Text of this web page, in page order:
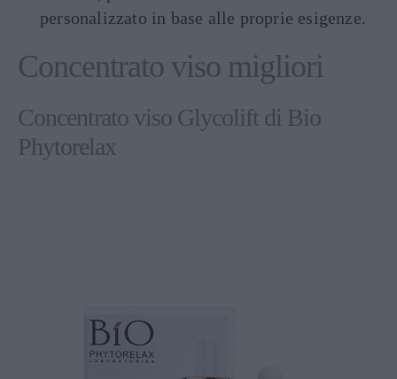
personalizzato in base alle proprie esigenze.
Concentrato viso migliori
Concentrato viso Glycolift di Bio
Phytorelax